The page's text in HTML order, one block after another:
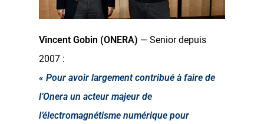
Vincent Gobin (ONERA) — Senior depuis
2007 :
« Pour avoir largement contribué à faire de
l’Onera un acteur majeur de
l’électromagnétisme numérique pour